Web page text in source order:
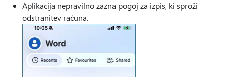
Aplikacija nepravilno zazna pogoj za izpis, ki sproži
odstranitev računa.